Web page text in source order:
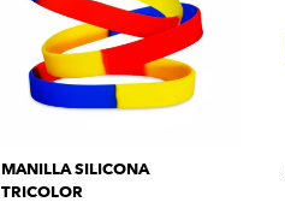
MANILLA SILICONA
TRICOLOR